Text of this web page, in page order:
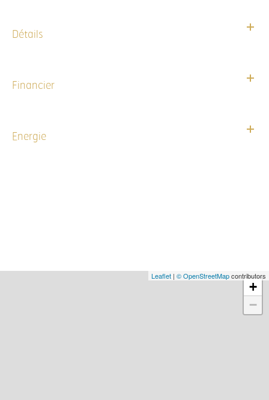
Détails
Financier
Energie
+
−
Leaflet | © OpenStreetMapcontributors